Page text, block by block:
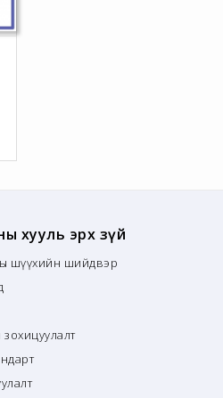
хууль эрх зүй
шүүхийн шийдвэр